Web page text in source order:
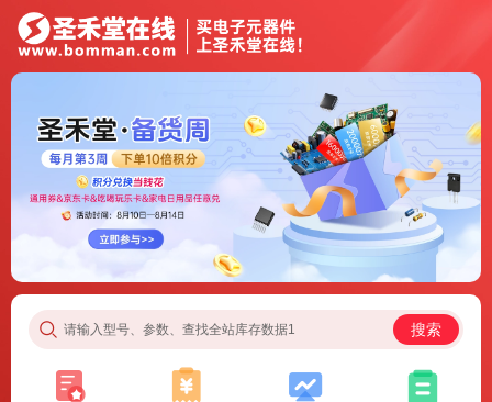
请输入型号、参数、查找全站库存数据1 搜索